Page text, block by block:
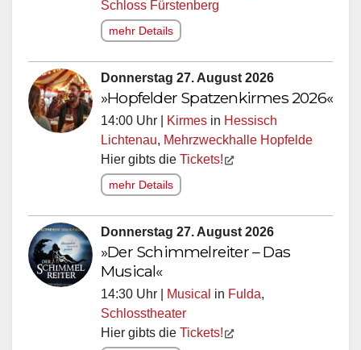
Schloss Fürstenberg
mehr Details
Donnerstag 27. August 2026
»Hopfelder Spatzenkirmes 2026«
14:00 Uhr | Kirmes in Hessisch
Lichtenau, Mehrzweckhalle Hopfelde
Hier gibts die Tickets!
mehr Details
Donnerstag 27. August 2026
»Der Schimmelreiter – Das
Musical«
14:30 Uhr | Musical in Fulda,
Schlosstheater
Hier gibts die Tickets!